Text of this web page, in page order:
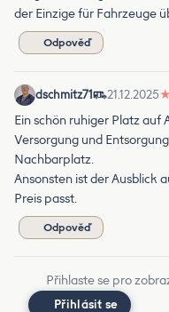
der Einzige für Fahrzeuge
Odpověď
dschmitz71 21.12.2025★
Ein schön ruhiger Platz auf
Versorgung und
Nachbarplatz.
Ansonsten ist der Ausblick
Preis passt.
Odpověď
Přihlaste se pro
Přihlásit se